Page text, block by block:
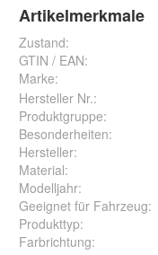
Artikelmerkmale
Zustand:
GTIN / EAN:
Marke:
Hersteller Nr.:
Produktgruppe:
Besonderheiten:
Hersteller:
Material:
Modelljahr:
Geeignet für Fahrzeug:
Produkttyp:
Farbrichtung: